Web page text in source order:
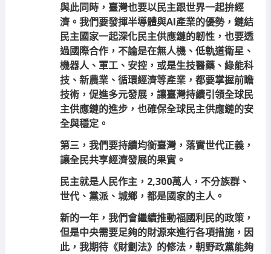
與此同時，臺灣也要以民主跟世界一起拚經
濟。我們要發揮半導體與AI產業的優勢，鏈結
民主國家一起深化民主供應鏈的韌性，也要透
過國際合作，不論是在無人機、低軌道衛星、
機器人、軍工、安控，或是生技醫藥、綠能科
技、新農業、循環經濟等產業，都要掌握前瞻
技術，促進多元發展，讓臺灣持續引領全球民
主供應鏈的進步，也確保全球民主供應鏈的安
全與穩定。
第三，我們要持續均衡臺灣，落實世代正義，
讓全民共享經濟發展的果實。
民主就是人民作主，2,300萬人，不分族群、
世代、黨派、城鄉，都是國家的主人。
新的一年，我們會繼續推動福國利民的政策，
但是中央需要足夠的財源來進行各項措施，因
此，我期待《財劃法》的修法，朝野政黨能夠